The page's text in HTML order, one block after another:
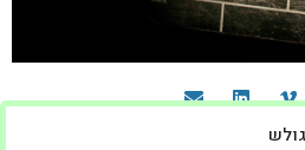
| מייל.